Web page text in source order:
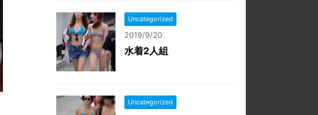
Uncategorized
2019/9/20
水着2人組
Uncategorized